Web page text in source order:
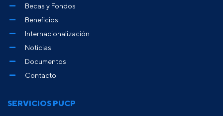
Becas y Fondos
Beneficios
Internacionalización
Noticias
Documentos
Contacto
SERVICIOS PUCP